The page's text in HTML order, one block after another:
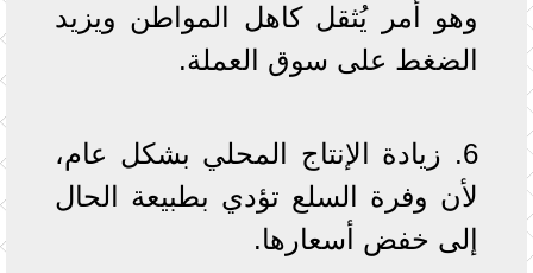
وهو أمر يُثقل كاهل المواطن ويزيد
الضغط على سوق العملة.
6. زيادة الإنتاج المحلي بشكل عام،
لأن وفرة السلع تؤدي بطبيعة الحال
إلى خفض أسعارها.